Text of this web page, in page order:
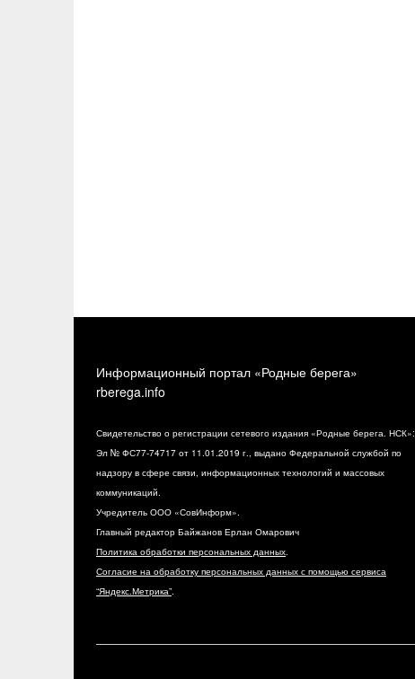
Информационный портал «Родные берега»
rberega.info
Свидетельство о регистрации сетевого издания «Родные берега. НСК»:
Эл № ФС77-74717 от 11.01.2019 г., выдано Федеральной службой по
надзору в сфере связи, информационных технологий и массовых
коммуникаций.
Учредитель ООО «СовИнформ».
Главный редактор Байжанов Ерлан Омарович
Политика обработки персональных данных.
Согласие на обработку персональных данных с помощью сервиса
“Яндекс.Метрика”.